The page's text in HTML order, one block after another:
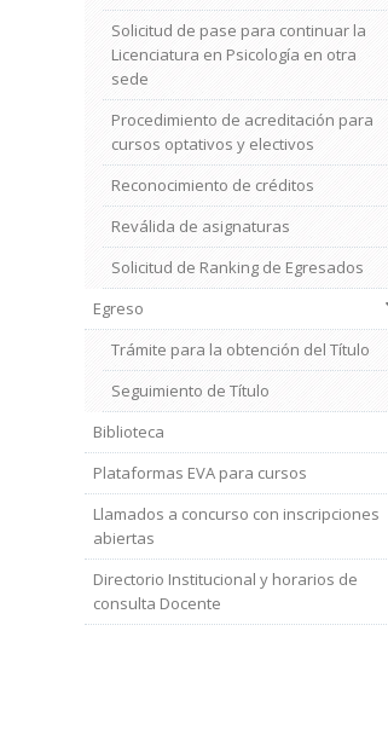
Solicitud de pase para continuar la
Licenciatura en Psicología en otra
sede
Procedimiento de acreditación para
cursos optativos y electivos
Reconocimiento de créditos
Reválida de asignaturas
Solicitud de Ranking de Egresados
Egreso
Trámite para la obtención del Título
Seguimiento de Título
Biblioteca
Plataformas EVA para cursos
Llamados a concurso con inscripciones
abiertas
Directorio Institucional y horarios de
consulta Docente